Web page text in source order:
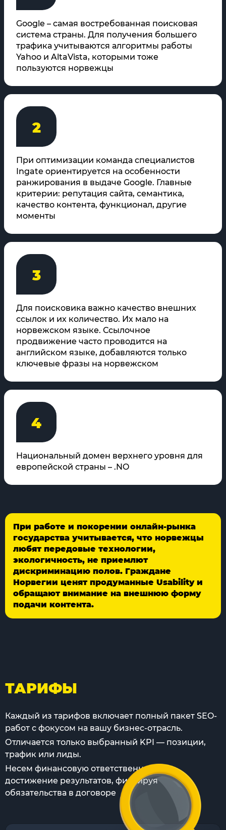
Google – самая востребованная поисковая
система страны. Для получения большего
трафика учитываются алгоритмы работы
Yahoo и AltaVista, которыми тоже
пользуются норвежцы
2
При оптимизации команда специалистов
Ingate ориентируется на особенности
ранжирования в выдаче Google. Главные
критерии: репутация сайта, семантика,
качество контента, функционал, другие
моменты
3
Для поисковика важно качество внешних
ссылок и их количество. Их мало на
норвежском языке. Ссылочное
продвижение часто проводится на
английском языке, добавляются только
ключевые фразы на норвежском
4
Национальный домен верхнего уровня для
европейской страны – .NO
При работе и покорении онлайн-рынка
государства учитывается, что норвежцы
любят передовые технологии,
экологичность, не приемлют
дискриминацию полов. Граждане
Норвегии ценят продуманные Usability и
обращают внимание на внешнюю форму
подачи контента.
ТАРИФЫ
Каждый из тарифов включает полный пакет SEO-
работ с фокусом на вашу бизнес-отрасль.
Отличается только выбранный KPI — позиции,
трафик или лиды.
Несем финансовую ответственность за
достижение результатов, фиксируя
обязательства в договоре